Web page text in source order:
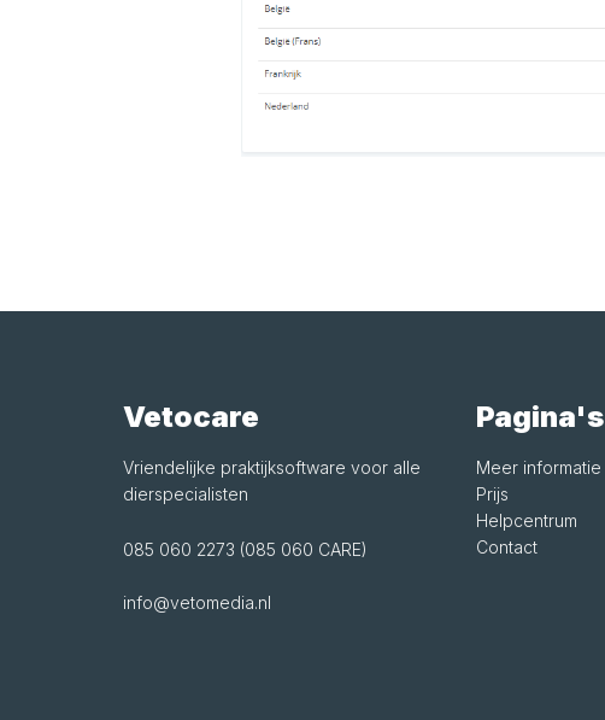
Vetocare
Vriendelijke praktijksoftware voor alle
dierspecialisten
085 060 2273 (085 060 CARE)
info@vetomedia.nl
Pagina's
Meer informatie
Prijs
Helpcentrum
Contact